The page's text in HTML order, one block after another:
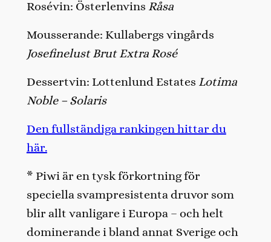
Rosévin: Österlenvins Råsa
Mousserande: Kullabergs vingårds
Josefinelust Brut Extra Rosé
Dessertvin: Lottenlund Estates Lotima
Noble – Solaris
Den fullständiga rankingen hittar du
här.
* Piwi är en tysk förkortning för
speciella svampresistenta druvor som
blir allt vanligare i Europa – och helt
dominerande i bland annat Sverige och